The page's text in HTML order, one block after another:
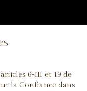
6-III et 19 de
la Confiance dans